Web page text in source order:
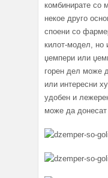
комбинирате со
некое друго
споени со
килот-модел, но
џемпери или
горен дел може
или интересни
удобен и
може да донесат